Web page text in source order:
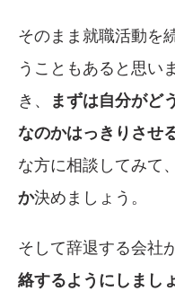
そのまま就職活動を
うこともあると思い
き、
まずは自分がど
なのかはっきりさせ
な方に相談してみて、
か決めましょう。
そして辞退する会社
絡するようにしまし